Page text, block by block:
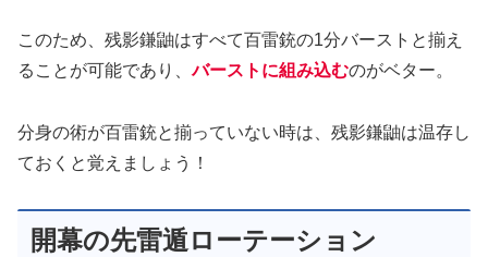
このため、残影鎌鼬はすべて百雷銃の1分バーストと揃え
ることが可能であり、バーストに組み込むのがベター。
分身の術が百雷銃と揃っていない時は、残影鎌鼬は温存し
ておくと覚えましょう！
開幕の先雷遁ローテーション